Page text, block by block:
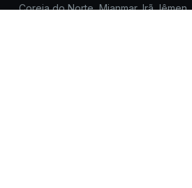
Coreia do Norte, Mianmar, Irã,